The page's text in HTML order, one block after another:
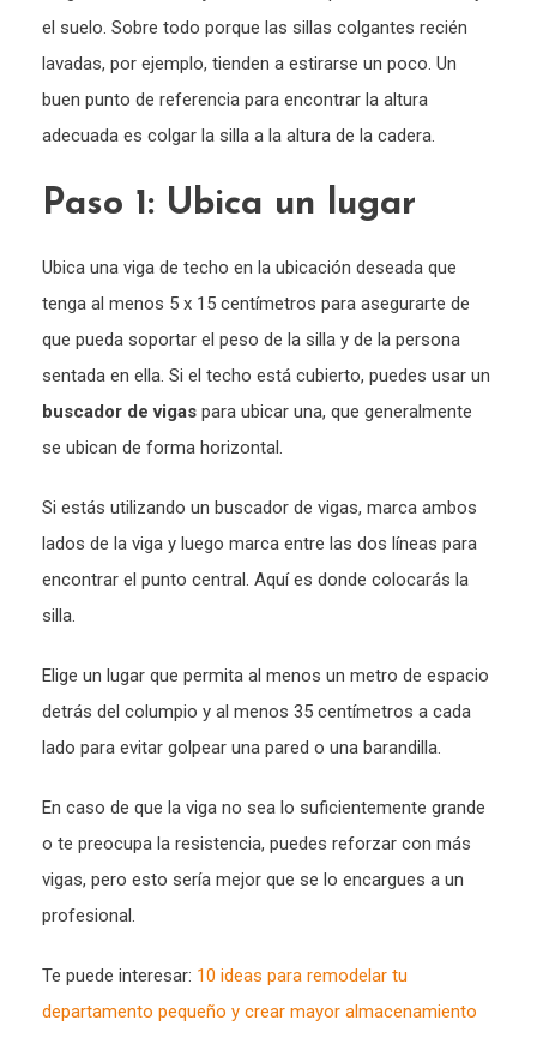
el suelo. Sobre todo porque las sillas colgantes recién
lavadas, por ejemplo, tienden a estirarse un poco. Un
buen punto de referencia para encontrar la altura
adecuada es colgar la silla a la altura de la cadera.
Paso 1: Ubica un lugar
Ubica una viga de techo en la ubicación deseada que
tenga al menos 5 x 15 centímetros para asegurarte de
que pueda soportar el peso de la silla y de la persona
sentada en ella. Si el techo está cubierto, puedes usar un
buscador de vigas para ubicar una, que generalmente
se ubican de forma horizontal.
Si estás utilizando un buscador de vigas, marca ambos
lados de la viga y luego marca entre las dos líneas para
encontrar el punto central. Aquí es donde colocarás la
silla.
Elige un lugar que permita al menos un metro de espacio
detrás del columpio y al menos 35 centímetros a cada
lado para evitar golpear una pared o una barandilla.
En caso de que la viga no sea lo suficientemente grande
o te preocupa la resistencia, puedes reforzar con más
vigas, pero esto sería mejor que se lo encargues a un
profesional.
Te puede interesar: 10 ideas para remodelar tu
departamento pequeño y crear mayor almacenamiento